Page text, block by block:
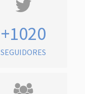
+1020
SEGUIDORES